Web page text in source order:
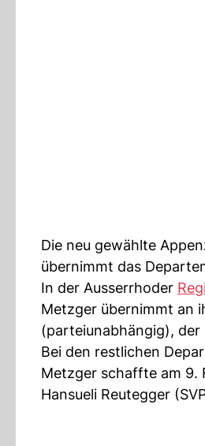
Die neu gewählte
übernimmt das
In der Ausserrhoder
Metzger übernimmt an
(parteiunabhängig),
Bei den restlichen
Metzger schaffte am 9.
Hansueli Reutegger